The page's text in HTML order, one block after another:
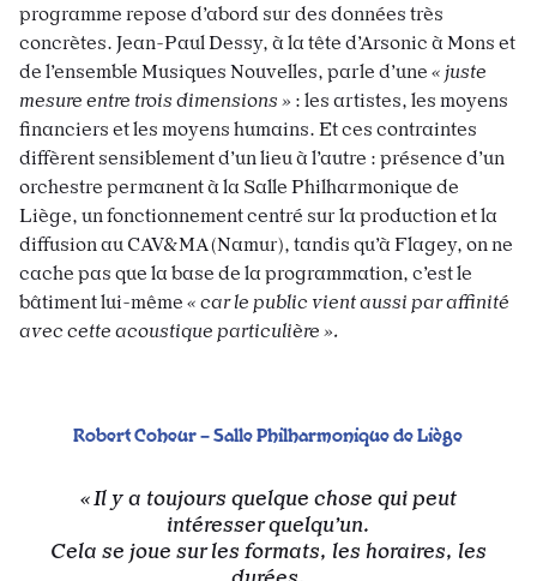
programme repose d’abord sur des données très
concrètes. Jean-Paul Dessy, à la tête d’Arsonic à Mons et
de l’ensemble Musiques Nouvelles, parle d’une « juste
mesure entre trois dimensions » : les artistes, les moyens
financiers et les moyens humains. Et ces contraintes
diffèrent sensiblement d’un lieu à l’autre : présence d’un
orchestre permanent à la Salle Philharmonique de
Liège, un fonctionnement centré sur la production et la
diffusion au CAV&MA (Namur), tandis qu’à Flagey, on ne
cache pas que la base de la programmation, c’est le
bâtiment lui-même « car le public vient aussi par affinité
avec cette acoustique particulière ».
RobertCoheur– Salle Philharmonique de Liège
Il y a toujours quelque chose qui peut
intéresser quelqu’un.
Cela se joue sur les formats, les horaires, les